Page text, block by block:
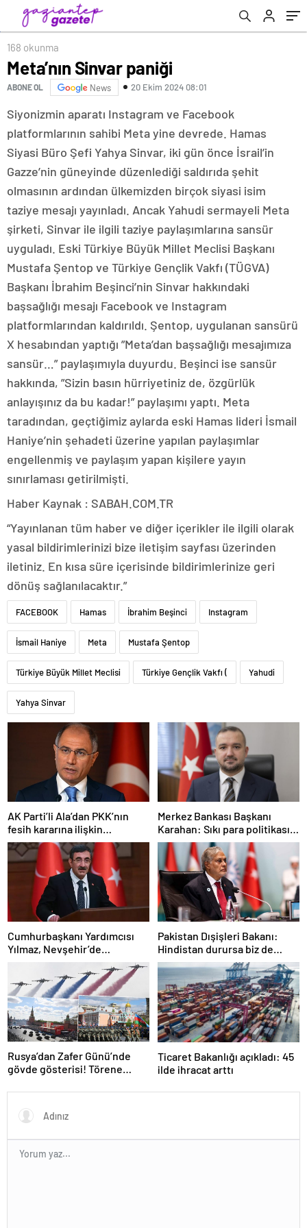
168 okunma
Meta’nın Sinvar paniği
ABONE OL News 20 Ekim 2024 08:01
Siyonizmin aparatı Instagram ve Facebook
platformlarının sahibi Meta yine devrede. Hamas
Siyasi Büro Şefi Yahya Sinvar, iki gün önce İsrail’in
Gazze’nin güneyinde düzenlediği saldırıda şehit
olmasının ardından ülkemizden birçok siyasi isim
taziye mesajı yayınladı. Ancak Yahudi sermayeli Meta
şirketi, Sinvar ile ilgili taziye paylaşımlarına sansür
uyguladı. Eski Türkiye Büyük Millet Meclisi Başkanı
Mustafa Şentop ve Türkiye Gençlik Vakfı (TÜGVA)
Başkanı İbrahim Beşinci’nin Sinvar hakkındaki
başsağlığı mesajı Facebook ve Instagram
platformlarından kaldırıldı. Şentop, uygulanan sansürü
X hesabından yaptığı ”Meta’dan başsağlığı mesajımıza
sansür…” paylaşımıyla duyurdu. Beşinci ise sansür
hakkında, ”Sizin basın hürriyetiniz de, özgürlük
anlayışınız da bu kadar!” paylaşımı yaptı. Meta
taradından, geçtiğimiz aylarda eski Hamas lideri İsmail
Haniye’nin şehadeti üzerine yapılan paylaşımlar
engellenmiş ve paylaşım yapan kişilere yayın
sınırlaması getirilmişti.
Haber Kaynak : SABAH.COM.TR
“Yayınlanan tüm haber ve diğer içerikler ile ilgili olarak
yasal bildirimlerinizi bize iletişim sayfası üzerinden
iletiniz. En kısa süre içerisinde bildirimlerinize geri
dönüş sağlanılacaktır.”
FACEBOOK Hamas İbrahim Beşinci Instagram
İsmail Haniye Meta Mustafa Şentop
Türkiye Büyük Millet Meclisi Türkiye Gençlik Vakfı ( Yahudi
Yahya Sinvar
AK Parti’li Ala’dan PKK’nın
fesih kararına ilişkin
açıklama: Pazarlık söz konusu
değildir
Merkez Bankası Başkanı
Karahan: Sıkı para politikası
duruşumuz sürecek
Cumhurbaşkanı Yardımcısı
Yılmaz, Nevşehir’de
temaslarda bulundu! ‘Hiç
kimsenin tereddütü olmasın’
Pakistan Dışişleri Bakanı:
Hindistan durursa biz de
duracağız
Rusya’dan Zafer Günü’nde
gövde gösterisi! Törene
Ticaret Bakanlığı açıkladı: 45
ilde ihracat arttı